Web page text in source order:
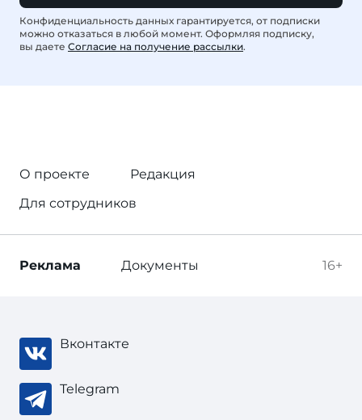
Конфиденциальность данных гарантируется, от подписки
можно отказаться в любой момент. Оформляя подписку,
вы даете Согласие на получение рассылки.
О проекте
Редакция
Для сотрудников
16+
Реклама Документы
Вконтакте
Telegram